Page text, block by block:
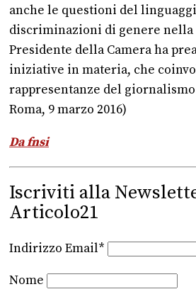
anche le questioni del
discriminazioni di genere nella
Presidente della Camera ha
iniziative in materia, che
rappresentanze del
Roma, 9 marzo 2016)
Da fnsi
Iscriviti alla
Articolo21
Indirizzo Email*
Nome